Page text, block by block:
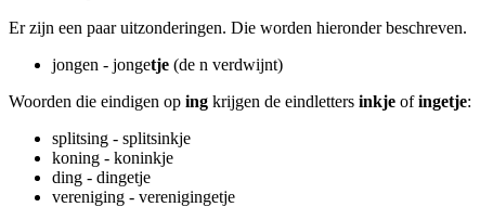
Er zijn een paar uitzonderingen. Die worden hieronder beschreven.
jongen - jongetje (de n verdwijnt)
Woorden die eindigen op ing krijgen de eindletters inkje ofingetje:
splitsing - splitsinkje
koning - koninkje
ding - dingetje
vereniging - verenigingetje